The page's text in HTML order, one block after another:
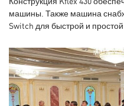
машины. Также машина
Switch для быстрой и